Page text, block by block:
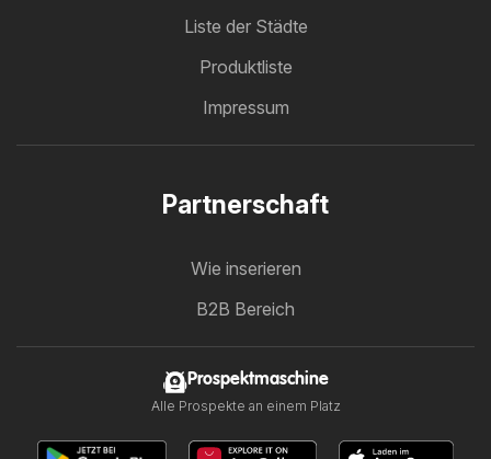
Liste der Städte
Produktliste
Impressum
Partnerschaft
Wie inserieren
B2B Bereich
Prospektmaschine
Alle Prospekte an einem Platz